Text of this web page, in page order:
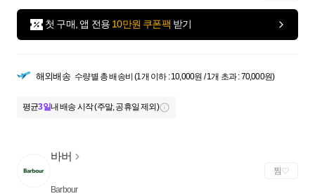
첫 구매, 앱 전용 10만원 쿠폰팩 받기
해외배송 수량별 총 배송비 (1개 이하 : 10,000원 / 1개 초과 : 70,000원)
평균3일내 배송 시작 (주말, 공휴일 제외)
바버
Barbour
찜